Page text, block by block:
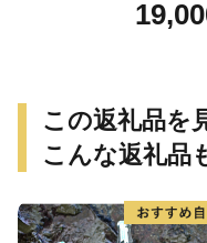
この返礼品を
こんな返礼品